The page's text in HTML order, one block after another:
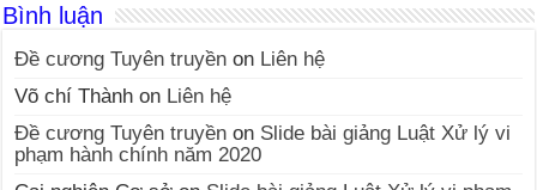
Bình luận
Đề cương Tuyên truyền on Liên hệ
Võ chí Thành on Liên hệ
Đề cương Tuyên truyền on Slide bài giảng Luật Xử lý vi
phạm hành chính năm 2020